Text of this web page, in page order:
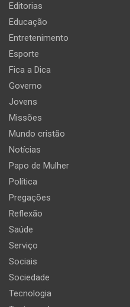
Editorias
Educação
Entretenimento
Esporte
Fica a Dica
Governo
Jovens
Missões
Mundo cristão
Notícias
Papo de Mulher
Política
Pregações
Reflexão
Saúde
Serviço
Sociais
Sociedade
Tecnologia